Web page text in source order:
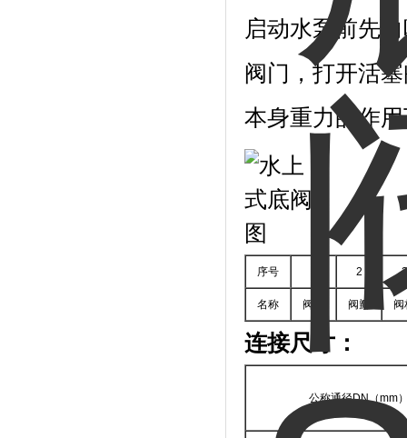
启动水泵前先
阀门，打开活
本身重力的作
序号 2 3
名称 阀体 阀瓣 阀
连接尺寸：
公称通径DN（mm